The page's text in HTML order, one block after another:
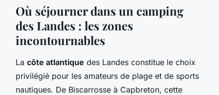
Où séjourner dans un camping
des Landes : les zones
incontournables
La côte atlantique des Landes constitue le choix
privilégié pour les amateurs de plage et de sports
nautiques. De Biscarrosse à Capbreton, cette